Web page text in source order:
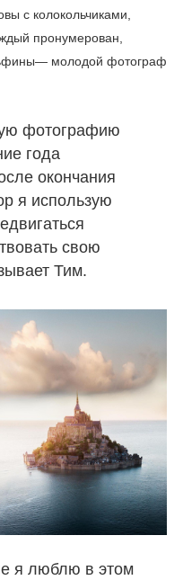
с колокольчиками,
пронумерован,
молодой фотограф
фотографию
года
окончания
я использую
свою
Тим.
я люблю в этом